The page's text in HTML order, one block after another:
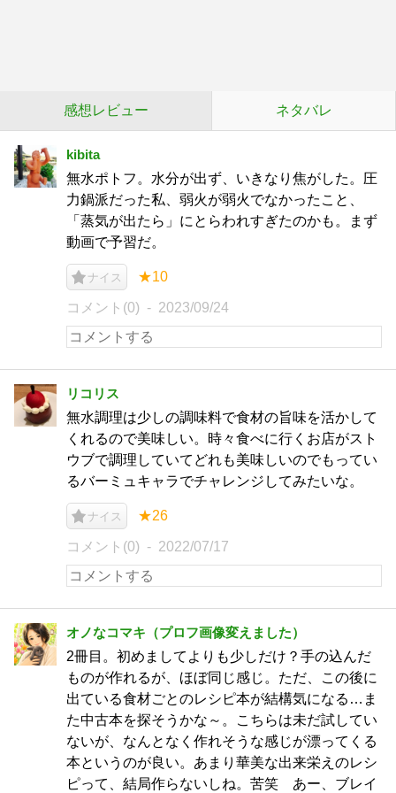
感想レビュー ネタバレ
kibita
無水ポトフ。水分が出ず、いきなり焦がした。圧
力鍋派だった私、弱火が弱火でなかったこと、
「蒸気が出たら」にとらわれすぎたのかも。まず
動画で予習だ。
ナイス ★10
コメント(0) 2023/09/24
リコリス
無水調理は少しの調味料で食材の旨味を活かして
くれるので美味しい。時々食べに行くお店がスト
ウブで調理していてどれも美味しいのでもってい
るバーミュキャラでチャレンジしてみたいな。
ナイス ★26
コメント(0) 2022/07/17
オノなコマキ（プロフ画像変えました）
2冊目。初めましてよりも少しだけ？手の込んだ
ものが作れるが、ほぼ同じ感じ。ただ、この後に
出ている食材ごとのレシピ本が結構気になる…ま
た中古本を探そうかな～。こちらは未だ試してい
ないが、なんとなく作れそうな感じが漂ってくる
本というのが良い。あまり華美な出来栄えのレシ
ピって、結局作らないしね。苦笑 あー、ブレイ